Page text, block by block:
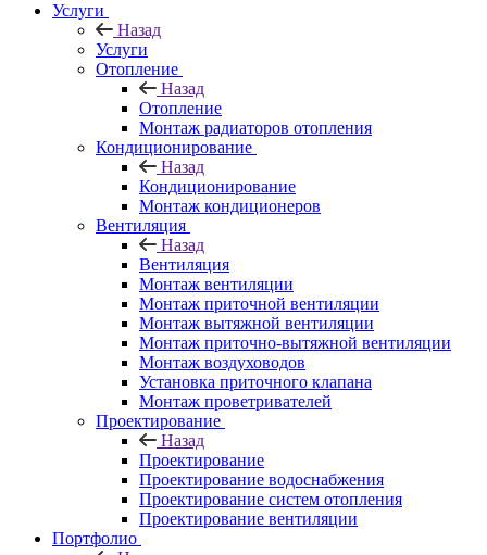
Услуги
Назад
Услуги
Отопление
Назад
Отопление
Монтаж радиаторов отопления
Кондиционирование
Назад
Кондиционирование
Монтаж кондиционеров
Вентиляция
Назад
Вентиляция
Монтаж вентиляции
Монтаж приточной вентиляции
Монтаж вытяжной вентиляции
Монтаж приточно-вытяжной вентиляции
Монтаж воздуховодов
Установка приточного клапана
Монтаж проветривателей
Проектирование
Назад
Проектирование
Проектирование водоснабжения
Проектирование систем отопления
Проектирование вентиляции
Портфолио